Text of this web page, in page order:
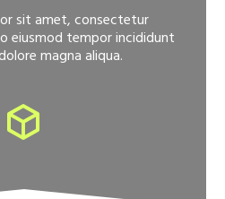
sit amet, consectetur
eiusmod tempor incididunt
magna aliqua.

